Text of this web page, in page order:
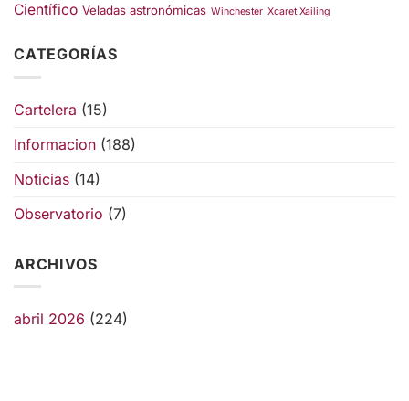
Científico Veladas astronómicas Winchester Xcaret Xailing
CATEGORÍAS
Cartelera (15)
Informacion (188)
Noticias (14)
Observatorio (7)
ARCHIVOS
abril 2026 (224)